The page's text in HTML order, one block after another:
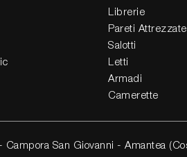
Librerie
Pareti Attrezzate
Salotti
Letti
Armadi
Camerette
San Giovanni - Amantea